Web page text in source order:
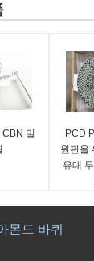
밀
PCD
원판을
유대
몬드 바퀴